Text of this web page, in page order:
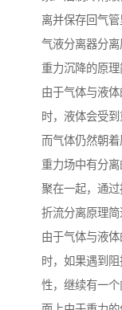
离并保存回气管
气液分离器分离
重力沉降的原理
由于气体与液
时，液体会受
而气体仍然朝
重力场中有分离
聚在一起，通过
折流分离原理简
由于气体与液
时，如果遇到
性，继续有一